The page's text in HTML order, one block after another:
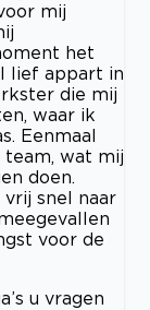
mij
het
lief appart in
die mij
waar ik
Eenmaal
team, wat mij
doen.
snel naar
voor de
u vragen